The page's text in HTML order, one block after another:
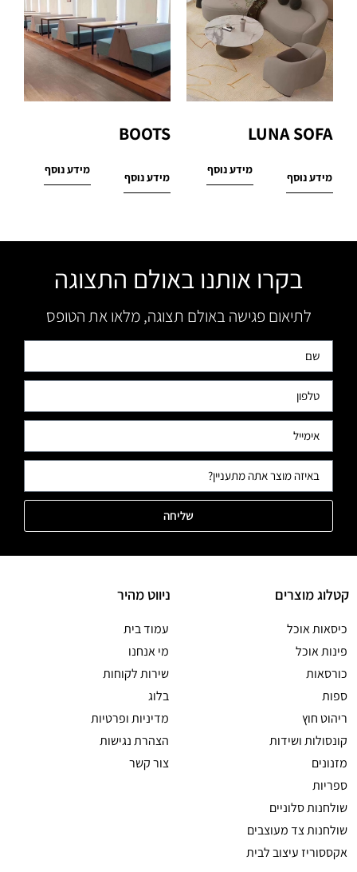
LUNA SOFA
מידע נוסף
מידע נוסף
BOOTS
מידע נוסף
מידע נוסף
בקרו אותנו באולם התצוגה
לתיאום פגישה באולם תצוגה, מלאו את הטופס
שליחה
קטלוג מוצרים
כיסאות אוכל
פינות אוכל
כורסאות
ספות
ריהוט חוץ
קונסולות ושידות
מזנונים
ספריות
שולחנות סלוניים
שולחנות צד מעוצבים
אקססוריז עיצוב לבית
ניווט מהיר
עמוד בית
מי אנחנו
שירות לקוחות
בלוג
מדיניות ופרטיות
הצהרת נגישות
צור קשר